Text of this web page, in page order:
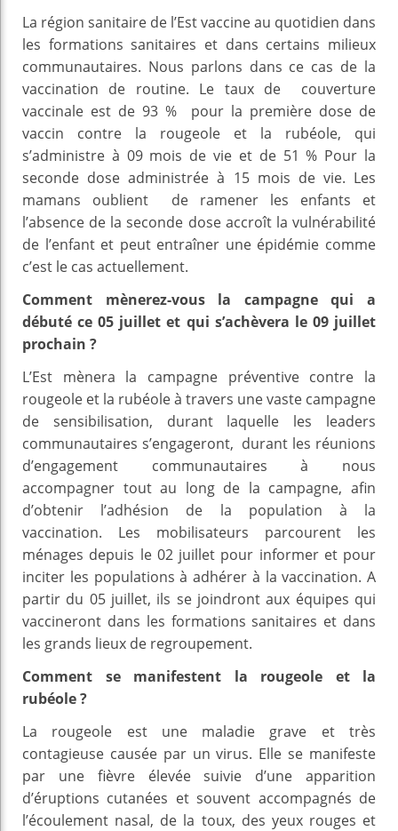
La région sanitaire de l’Est vaccine au quotidien dans
les formations sanitaires et dans certains milieux
communautaires. Nous parlons dans ce cas de la
vaccination de routine. Le taux de couverture
vaccinale est de 93 % pour la première dose de
vaccin contre la rougeole et la rubéole, qui
s’administre à 09 mois de vie et de 51 % Pour la
seconde dose administrée à 15 mois de vie. Les
mamans oublient de ramener les enfants et
l’absence de la seconde dose accroît la vulnérabilité
de l’enfant et peut entraîner une épidémie comme
c’est le cas actuellement.
Comment mènerez-vous la campagne qui a
débuté ce 05 juillet et qui s’achèvera le 09 juillet
prochain ?
L’Est mènera la campagne préventive contre la
rougeole et la rubéole à travers une vaste campagne
de sensibilisation, durant laquelle les leaders
communautaires s’engageront, durant les réunions
d’engagement communautaires à nous
accompagner tout au long de la campagne, afin
d’obtenir l’adhésion de la population à la
vaccination. Les mobilisateurs parcourent les
ménages depuis le 02 juillet pour informer et pour
inciter les populations à adhérer à la vaccination. A
partir du 05 juillet, ils se joindront aux équipes qui
vaccineront dans les formations sanitaires et dans
les grands lieux de regroupement.
Comment se manifestent la rougeole et la
rubéole ?
La rougeole est une maladie grave et très
contagieuse causée par un virus. Elle se manifeste
par une fièvre élevée suivie d’une apparition
d’éruptions cutanées et souvent accompagnés de
l’écoulement nasal, de la toux, des yeux rouges et